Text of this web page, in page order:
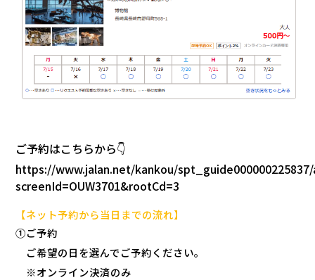
ご予約はこちらから👇
https://www.jalan.net/kankou/
screenId=OUW3701&rootCd=3
【ネット予約から当日までの流れ】
①ご予約
ご希望の日を選んでご予約ください。
※オンライン決済のみ